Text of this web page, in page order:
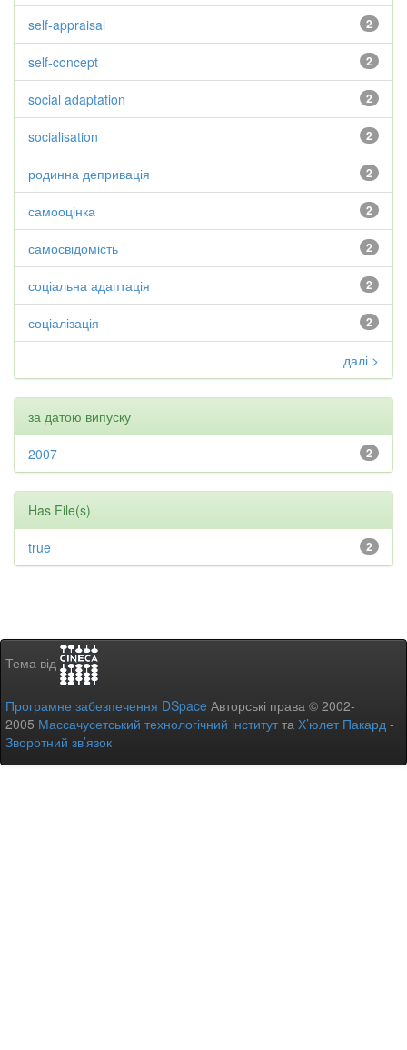
2
self-appraisal
2
self-concept
2
social adaptation
2
socialisation
2
родинна депривація
2
самооцінка
2
самосвідомість
2
соціальна адаптація
2
соціалізація
далі >
за датою випуску
2
2007
Has File(s)
2
true
Тема від
Програмне забезпечення DSpace Авторські права © 2002-
2005 Массачусетський технологічний інститутта Х’юлет Пакард -
Зворотний зв’язок